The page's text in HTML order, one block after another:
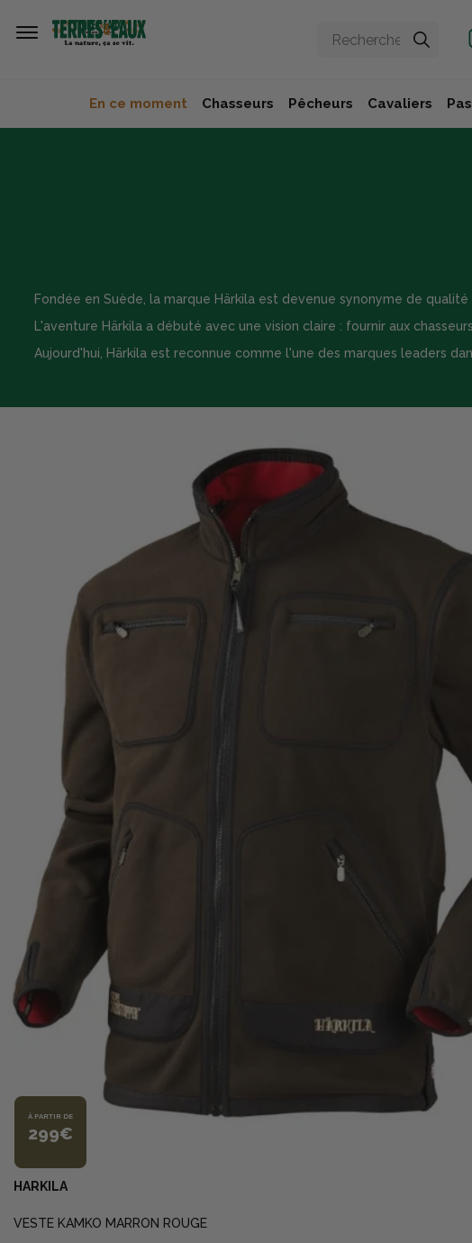
En ce moment Chasseurs Pêcheurs Cavaliers
Fondée en Suède, la marque Härkila est devenue synonyme de
L'aventure Härkila a débuté avec une vision claire : fournir aux
Aujourd'hui, Härkila est reconnue comme l'une des marques leaders
À PARTIR DE
299€
HARKILA
VESTE KAMKO MARRON ROUGE